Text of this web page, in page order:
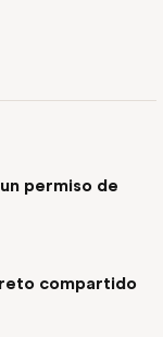
permiso de
compartido